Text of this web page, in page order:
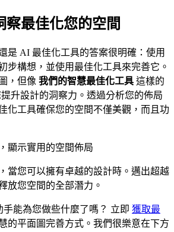
察最佳化您的空間
是 AI 最佳化工具的答案很明確：使用
步構想，並使用最佳化工具來完善它。
，但像 我們的智慧最佳化工具 這樣的
升設計的洞察力。透過分析您的佈局
化工具確保您的空間不僅美觀，而且功
當您可以擁有卓越的設計時。邁出超越
放您空間的全部潛力。
能為您做些什麼了嗎？ 立即 獲取最
的平面圖完善方式。我們很樂意在下方